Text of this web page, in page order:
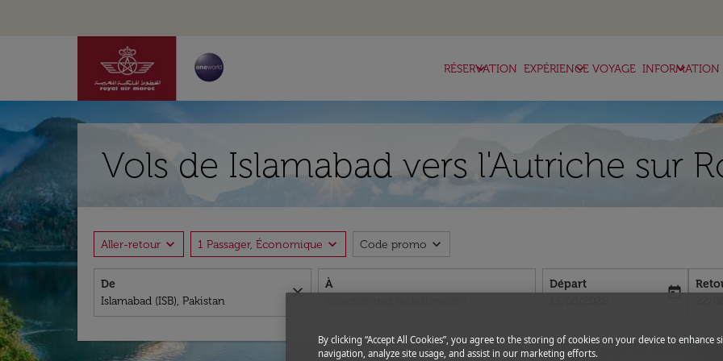
RÉSERVATION
keyboard_arrow_down EXPÉRIENCE VOYAGE
keyboard_arrow_down INFORMATION
keyboard_arrow_down
Vols de Islamabad vers l'Autriche sur
Aller-retour expand_more 1 Passager, Économique expand_more Code promo expand_more
De
close
À
Départ
today
fc-
By clicking “Accept All Cookies”, you agree to the storing of cookies on your device to enhance
navigation, analyze site usage, and assist in our marketing efforts.